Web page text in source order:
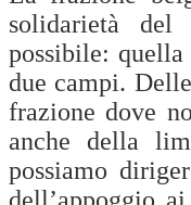
solidarietà
possibile:
due campi.
frazione dove
anche della
possiamo